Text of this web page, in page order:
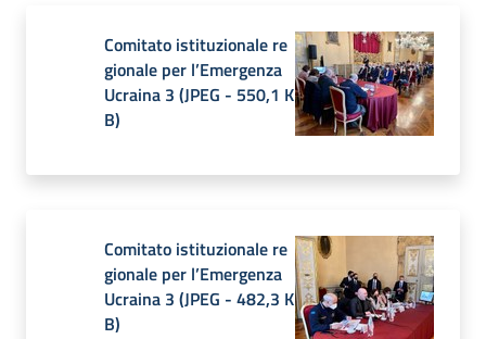
Comitato istituzionale re
gionale per l’Emergenza
Ucraina 3 (JPEG - 550,1 K
B)
Comitato istituzionale re
gionale per l’Emergenza
Ucraina 3 (JPEG - 482,3 K
B)